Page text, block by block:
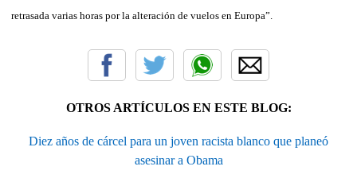
retrasada varias horas por la alteración de vuelos en Europa”.
OTROS ARTÍCULOS EN ESTE BLOG:
Diez años de cárcel para un joven racista blanco que planeó
asesinar a Obama